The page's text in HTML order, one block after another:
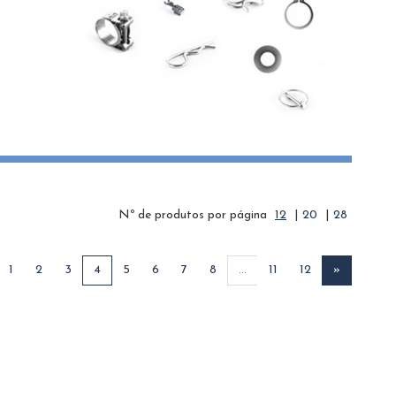
Nº de produtos por página 12 20 28
1 2 3 4 5 6 7 8 ... 11 12 »